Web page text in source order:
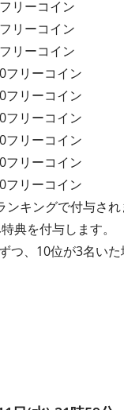
リーコイン
リーコイン
リーコイン
フリーコイン
フリーコイン
フリーコイン
フリーコイン
フリーコイン
フリーコイン
キングで付与され
典を付与します。
、10位が3名い